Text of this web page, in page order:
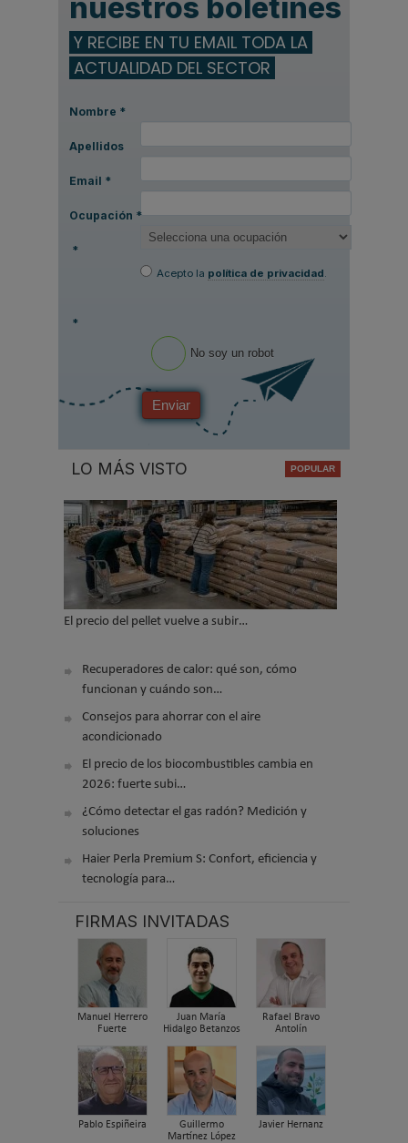
nuestros boletines
Y RECIBE EN TU EMAIL TODA LA
ACTUALIDAD DEL SECTOR
Nombre *
Apellidos
Email *
Ocupación *
*
Acepto la política de privacidad.
*
No soy un robot
Enviar
LO MÁS VISTO
El precio del pellet vuelve a subir…
Recuperadores de calor: qué son, cómo
funcionan y cuándo son…
Consejos para ahorrar con el aire
acondicionado
El precio de los biocombustibles cambia en
2026: fuerte subi…
¿Cómo detectar el gas radón? Medición y
soluciones
Haier Perla Premium S: Confort, eficiencia y
tecnología para…
FIRMAS INVITADAS
Manuel Herrero
Fuerte
Juan María
Hidalgo Betanzos
Rafael Bravo
Antolín
Pablo Espiñeira
Guillermo
Martínez López
Javier Hernanz